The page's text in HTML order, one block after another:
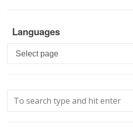
Languages
Languages